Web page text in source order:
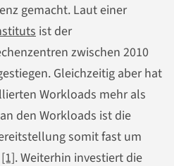
gemacht. Laut einer
ist der
zwischen 2010
Gleichzeitig aber hat
Workloads mehr als
den Workloads ist die
somit fast um
[1]. Weiterhin investiert die